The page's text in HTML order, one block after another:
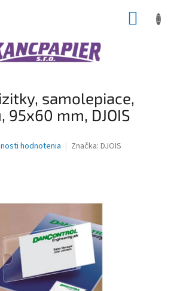
samolepiace,
95x60 mm, DJOIS
hodnotenia Značka: DJOIS